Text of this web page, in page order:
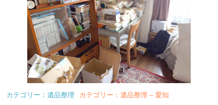
カテゴリー：遺品整理 カテゴリー：遺品整理 – 愛知